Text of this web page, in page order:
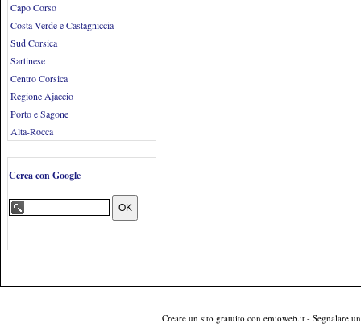
Capo Corso
Costa Verde e Castagniccia
Sud Corsica
Sartinese
Centro Corsica
Regione Ajaccio
Porto e Sagone
Alta-Rocca
Cerca con Google
Creare un sito gratuitocon emioweb.it - Segnalare